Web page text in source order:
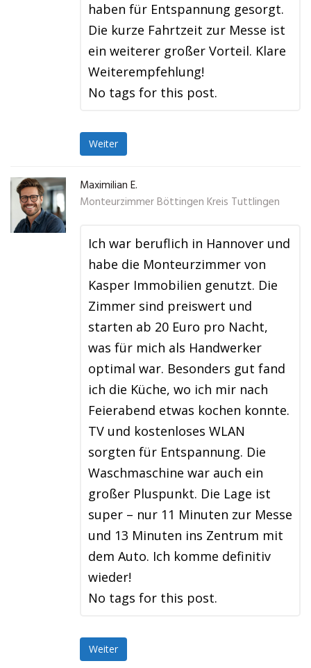
haben für Entspannung gesorgt.
Die kurze Fahrtzeit zur Messe ist
ein weiterer großer Vorteil. Klare
Weiterempfehlung!
No tags for this post.
Weiter
Maximilian E.
Monteurzimmer Böttingen Kreis Tuttlingen
Ich war beruflich in Hannover und
habe die Monteurzimmer von
Kasper Immobilien genutzt. Die
Zimmer sind preiswert und
starten ab 20 Euro pro Nacht,
was für mich als Handwerker
optimal war. Besonders gut fand
ich die Küche, wo ich mir nach
Feierabend etwas kochen konnte.
TV und kostenloses WLAN
sorgten für Entspannung. Die
Waschmaschine war auch ein
großer Pluspunkt. Die Lage ist
super – nur 11 Minuten zur Messe
und 13 Minuten ins Zentrum mit
dem Auto. Ich komme definitiv
wieder!
No tags for this post.
Weiter